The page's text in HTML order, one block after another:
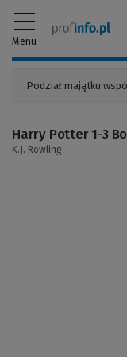
Menu
Harry Potter 1-3
K.J. Rowling